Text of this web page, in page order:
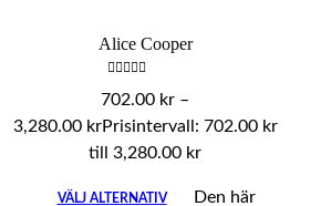
Alice Cooper
0
5
702.00 kr –
3,280.00 krPrisintervall: 702.00 kr
till 3,280.00 kr
VÄLJ ALTERNATIV
Den här